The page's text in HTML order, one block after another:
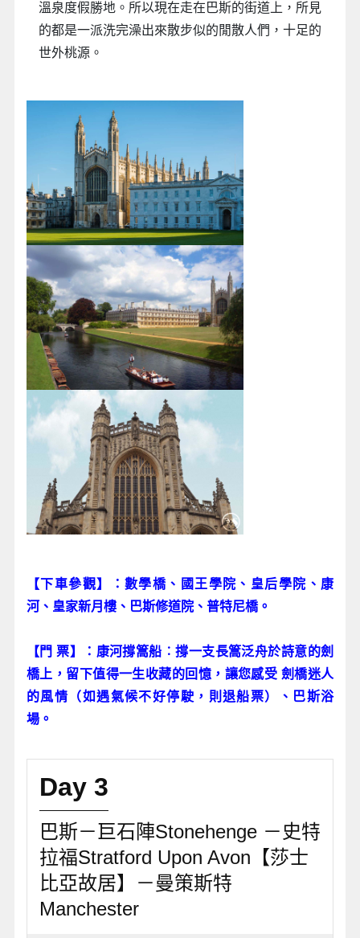
溫泉度假勝地。所以現在走在巴斯的街道上，所見
的都是一派洗完澡出來散步似的閒散人們，十足的
世外桃源。
【下車參觀】：數學橋、國王學院、皇后學院、康
河、皇家新月樓、巴斯修道院、普特尼橋。
【門 票】：康河撐篙船︰撐一支長篙泛舟於詩意的劍
橋上，留下值得一生收藏的回憶，讓您感受 劍橋迷人
的風情（如遇氣候不好停駛，則退船票）、巴斯浴
場。
Day 3
巴斯－巨石陣Stonehenge －史特
拉福Stratford Upon Avon【莎士
比亞故居】－曼策斯特
Manchester